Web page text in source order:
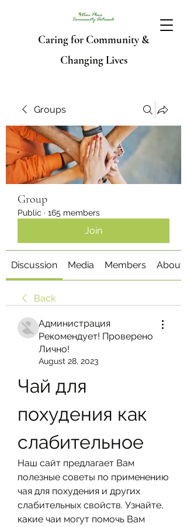
Caring for Community &
Changing Lives
Groups
Group
Public · 165 members
Join
Discussion Media Members About
Back
Администрация
Рекомендует! Проверено
Лично!
August 28, 2023
Чай для
похудения как
слабительное
Наш сайт предлагает Вам
полезные советы по применению
чая для похудения и других
слабительных свойств. Узнайте,
какие чаи могут помочь Вам